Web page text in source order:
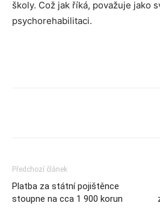
školy. Což jak říká, považuje jako
psychorehabilitaci.
Předchozí článek
Platba za státní pojištěnce
stoupne na cca 1 900 korun